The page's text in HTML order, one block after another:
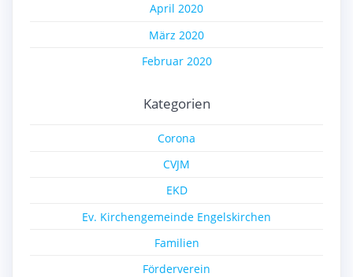
April 2020
März 2020
Februar 2020
Kategorien
Corona
CVJM
EKD
Ev. Kirchengemeinde Engelskirchen
Familien
Förderverein